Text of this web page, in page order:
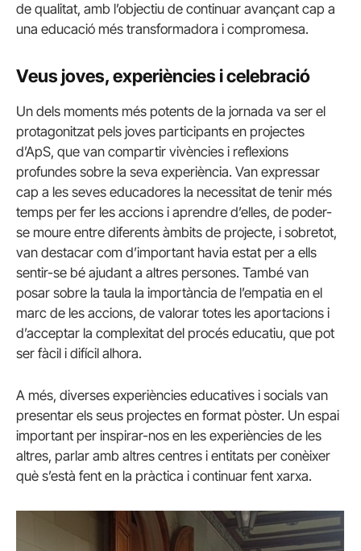
de qualitat, amb l’objectiu de continuar avançant cap a
una educació més transformadora i compromesa.
Veus joves, experiències i celebració
Un dels moments més potents de la jornada va ser el
protagonitzat pels joves participants en projectes
d’ApS, que van compartir vivències i reflexions
profundes sobre la seva experiència. Van expressar
cap a les seves educadores la necessitat de tenir més
temps per fer les accions i aprendre d’elles, de poder-
se moure entre diferents àmbits de projecte, i sobretot,
van destacar com d’important havia estat per a ells
sentir-se bé ajudant a altres persones. També van
posar sobre la taula la importància de l’empatia en el
marc de les accions, de valorar totes les aportacions i
d’acceptar la complexitat del procés educatiu, que pot
ser fàcil i difícil alhora.
A més, diverses experiències educatives i socials van
presentar els seus projectes en format pòster. Un espai
important per inspirar-nos en les experiències de les
altres, parlar amb altres centres i entitats per conèixer
què s’està fent en la pràctica i continuar fent xarxa.